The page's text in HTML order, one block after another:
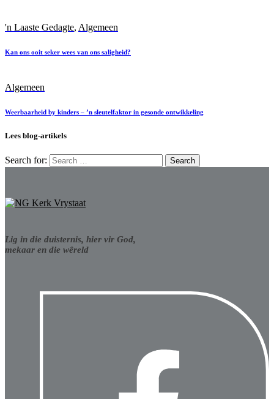
'n Laaste Gedagte, Algemeen
Kan ons ooit seker wees van ons saligheid?
Algemeen
Weerbaarheid by kinders – ’n sleutelfaktor in gesonde ontwikkeling
Lees blog-artikels
Search for:
Lig in die duisternis, hier vir God,
mekaar en die wêreld